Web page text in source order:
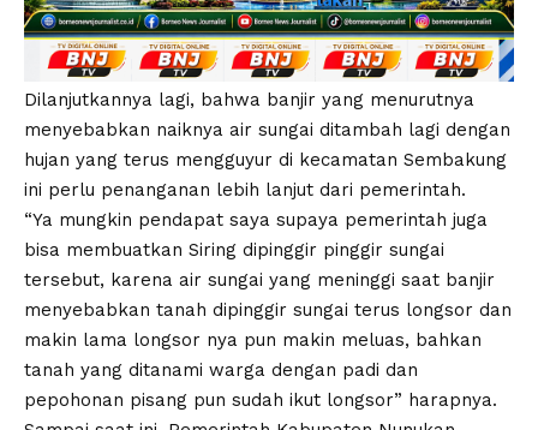
Dilanjutkannya lagi, bahwa banjir yang menurutnya
menyebabkan naiknya air sungai ditambah lagi dengan
hujan yang terus mengguyur di kecamatan Sembakung
ini perlu penanganan lebih lanjut dari pemerintah.
“Ya mungkin pendapat saya supaya pemerintah juga
bisa membuatkan Siring dipinggir pinggir sungai
tersebut, karena air sungai yang meninggi saat banjir
menyebabkan tanah dipinggir sungai terus longsor dan
makin lama longsor nya pun makin meluas, bahkan
tanah yang ditanami warga dengan padi dan
pepohonan pisang pun sudah ikut longsor” harapnya.